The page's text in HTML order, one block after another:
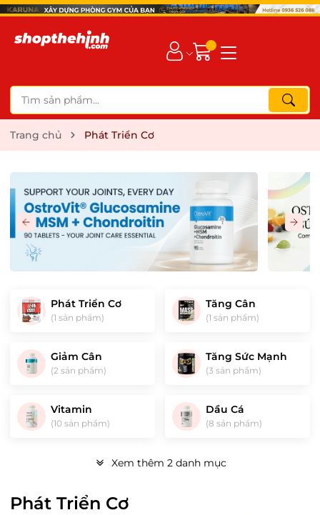
Trang chủ Phát Triển Cơ
Phát Triển Cơ
(1 sản phẩm)
Tăng Cân
(1 sản phẩm)
Giảm Cân
(2 sản phẩm)
Tăng Sức Mạnh
(3 sản phẩm)
Vitamin
(10 sản phẩm)
Dầu Cá
(8 sản phẩm)
Xem thêm 2 danh mục
Phát Triển Cơ